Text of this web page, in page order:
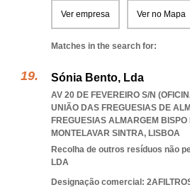
Ver empresa Ver no Mapa
Matches in the search for:
Sónia Bento, Lda
AV 20 DE FEVEREIRO S/N
UNIÃO DAS FREGUESIAS DE
FREGUESIAS ALMARGEM BISPO
MONTELAVAR SINTRA, LISBOA
Recolha de outros resíduos não
LDA
Designação comercial: